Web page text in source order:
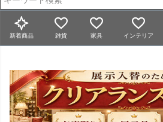
新着商品 雑貨 家具 インテリア